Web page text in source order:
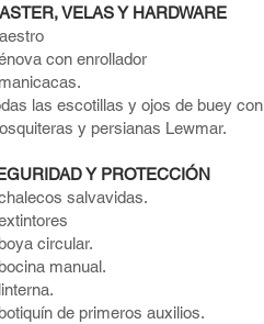
VELAS Y HARDWARE
con enrollador
las escotillas y ojos de buey con
y persianas Lewmar.
Y PROTECCIÓN
salvavidas.
circular.
manual.
de primeros auxilios.